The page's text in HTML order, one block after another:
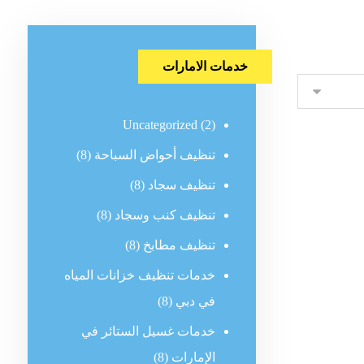
خدمات الامارات
Uncategorized (2)
تنظيف أحواض السباحة (8)
تنظيف سجاد (8)
تنظيف كنب وسجاد (8)
تنظيف مطابخ (8)
خدمات تنظيف خزانات المياه
في دبي (8)
خدمات غسيل الستائر في
الإمارات (8)